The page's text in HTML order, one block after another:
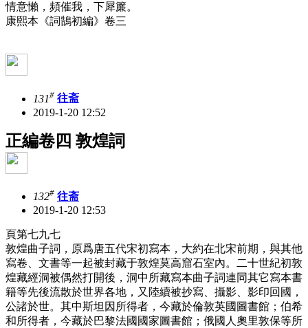
情意懶，頻催我，下犀簾。
康熙本《詞鵠初編》卷三
131# 往斋
2019-1-20 12:52
正編卷四 敦煌詞
132# 往斋
2019-1-20 12:53
頁第七九七
敦煌曲子詞，原爲唐五代宋初寫本，大約在北宋前期，與其他
寫卷、文書等一起被封藏于敦煌莫高窟石室內。二十世紀初敦
煌藏經洞被偶然打開後，洞中所藏寫本曲子詞連同其它寫本書
籍等先後流散於世界各地，又陸續被抄寫、攝影、影印回國，
公諸於世。其中斯坦因所得者，今藏於倫敦英國圖書館；伯希
和所得者，今藏於巴黎法國國家圖書館；俄國人奧里敦保等所